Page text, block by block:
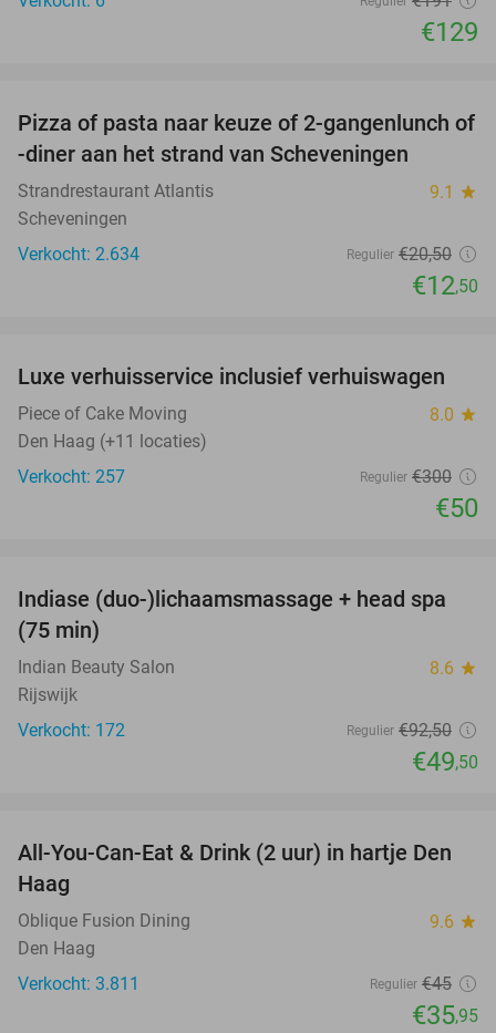
€129
39%
Pizza of pasta naar keuze of 2-gangenlunch of
-diner aan het strand van Scheveningen
Strandrestaurant Atlantis 9.1 star
Scheveningen
Verkocht: 2.634
Regulier €20,50
€12,50
83%
Luxe verhuisservice inclusief verhuiswagen
Piece of Cake Moving 8.0 star
Den Haag (+11 locaties)
Verkocht: 257
Regulier €300
€50
46%
Indiase (duo-)lichaamsmassage + head spa
(75 min)
Indian Beauty Salon 8.6 star
Rijswijk
Verkocht: 172
Regulier €92,50
€49,50
20%
All-You-Can-Eat & Drink (2 uur) in hartje Den
Haag
Oblique Fusion Dining 9.6 star
Den Haag
Verkocht: 3.811
Regulier €45
€35,95